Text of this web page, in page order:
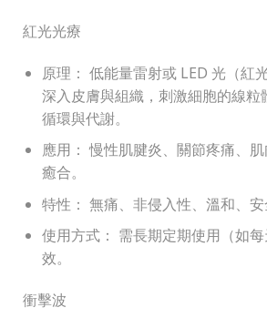
紅光光療
原理： 低能量雷射或 LED 光（紅
深入皮膚與組織，刺激細胞的線粒
循環與代謝。
應用： 慢性肌腱炎、關節疼痛、
癒合。
特性： 無痛、非侵入性、溫和、安
使用方式： 需長期定期使用（如
效。
衝擊波